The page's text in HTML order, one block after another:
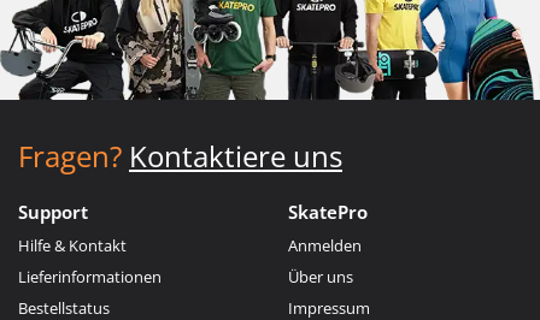
Fragen? Kontaktiere uns
Support
Hilfe & Kontakt
Lieferinformationen
Bestellstatus
SkatePro
Anmelden
Über uns
Impressum